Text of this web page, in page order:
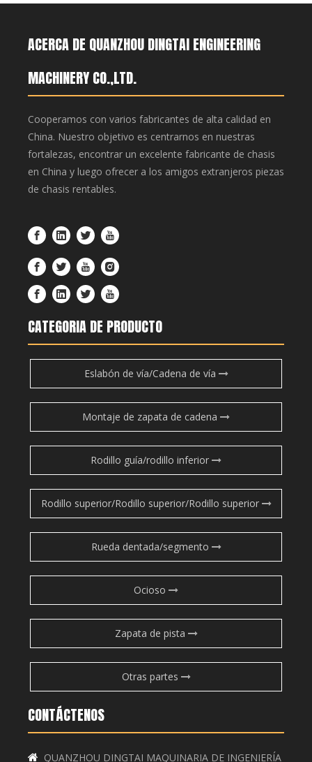
ACERCA DE QUANZHOU DINGTAI ENGINEERING
MACHINERY CO.,LTD.
Cooperamos con varios fabricantes de alta calidad en
China. Nuestro objetivo es centrarnos en nuestras
fortalezas, encontrar un excelente fabricante de chasis
en China y luego ofrecer a los amigos extranjeros piezas
de chasis rentables.
CATEGORIA DE PRODUCTO
Eslabón de vía/Cadena de vía
Montaje de zapata de cadena
Rodillo guía/rodillo inferior
Rodillo superior/Rodillo superior/Rodillo superior
Rueda dentada/segmento
Ocioso
Zapata de pista
Otras partes
CONTÁCTENOS
 QUANZHOU DINGTAI MAQUINARIA DE INGENIERÍA